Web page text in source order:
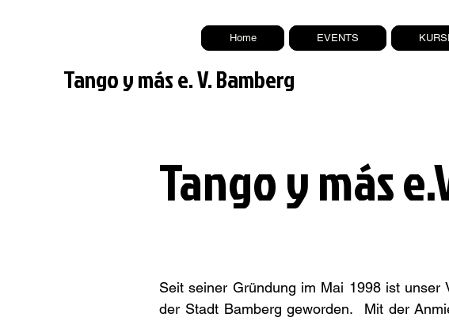
Home EVENTS
Tango y más e. V. Bamberg
Tango y más
Seit seiner Gründung im Mai 1998 ist
der Stadt Bamberg geworden. Mit der